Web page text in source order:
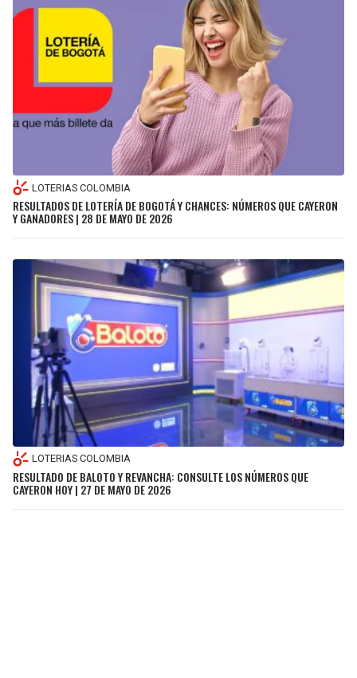
LOTERIAS COLOMBIA
RESULTADOS DE LOTERÍA DE BOGOTÁ Y CHANCES: NÚMEROS QUE CAYERON
Y GANADORES | 28 DE MAYO DE 2026
LOTERIAS COLOMBIA
RESULTADO DE BALOTO Y REVANCHA: CONSULTE LOS NÚMEROS QUE
CAYERON HOY | 27 DE MAYO DE 2026